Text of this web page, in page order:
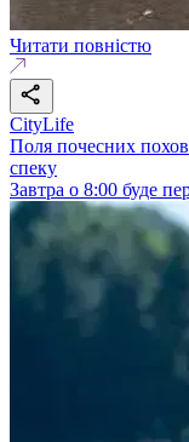
Читати повністю
CityLife
Поля почесних
спеку
Завтра о 8:00 буде